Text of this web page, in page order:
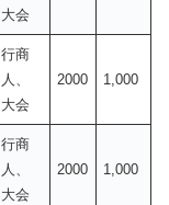
大会
行商
人、
大会
2000 1,000
行商
人、
大会
2000 1,000